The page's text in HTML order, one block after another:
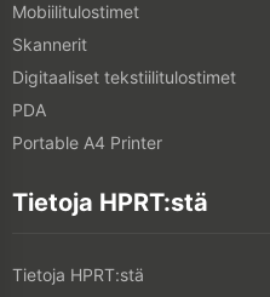
Mobiilitulostimet
Skannerit
Digitaaliset tekstiilitulostimet
PDA
Portable A4 Printer
Tietoja HPRT:stä
Tietoja HPRT:stä